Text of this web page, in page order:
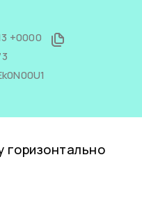
+0000
горизонтально